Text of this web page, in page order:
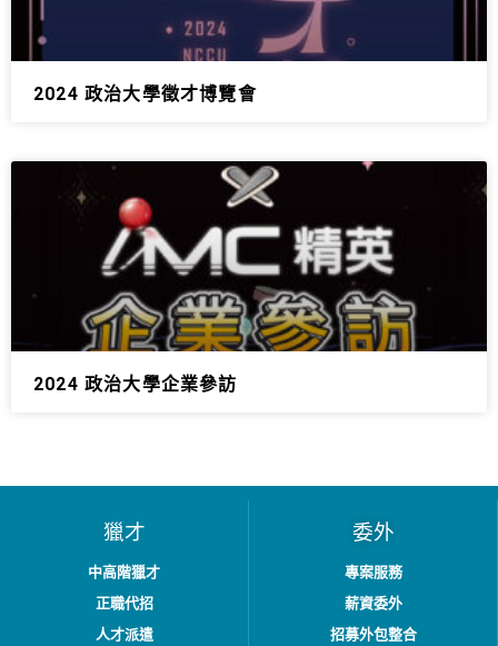
2024 政治大學徵才博覽會
2024 政治大學企業參訪
獵才
中高階獵才
正職代招
人才派遣
委外
專案服務
薪資委外
招募外包整合